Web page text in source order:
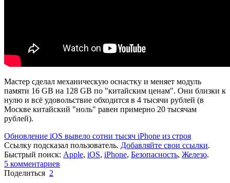
Мастер сделал механическую оснастку и меняет модуль
памяти 16 GB на 128 GB по "китайским ценам". Они близки к
нулю и всё удовольствие обходится в 4 тысячи рублей (в
Москве китайский "ноль" равен примерно 20 тысячам
рублей).
Обновление iOS вывело сотни тысяч iPhone из строя
Ссылку подсказал пользователь. Добавляйте свои ссылки.
Быстрый поиск: Apple, iOS, iPhone, Безопасность, Железо.
5 комментариев
Поделиться 2